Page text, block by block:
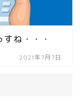
ね・・・
2021年7月7日